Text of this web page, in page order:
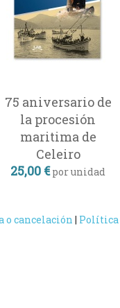
75 aniversario de
la procesión
maritima de
Celeiro
25,00 €por unidad
o cancelación | Política